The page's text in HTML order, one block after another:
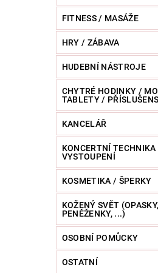
FITNESS / MASÁŽE
HRY / ZÁBAVA
HUDEBNÍ NÁSTROJE
CHYTRÉ HODINKY /
TABLETY /
KANCELÁŘ
KONCERTNÍ
VYSTOUPENÍ
KOSMETIKA / ŠPERKY
KOŽENÝ SVĚT (OPASKY,
PENĚŽENKY, ...)
OSOBNÍ POMŮCKY
OSTATNÍ